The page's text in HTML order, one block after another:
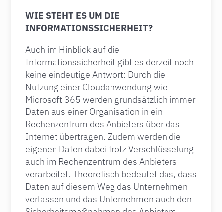
WIE STEHT ES UM DIE
INFORMATIONSSICHERHEIT?
Auch im Hinblick auf die
Informationssicherheit gibt es derzeit noch
keine eindeutige Antwort: Durch die
Nutzung einer Cloudanwendung wie
Microsoft 365 werden grundsätzlich immer
Daten aus einer Organisation in ein
Rechenzentrum des Anbieters über das
Internet übertragen. Zudem werden die
eigenen Daten dabei trotz Verschlüsselung
auch im Rechenzentrum des Anbieters
verarbeitet. Theoretisch bedeutet das, dass
Daten auf diesem Weg das Unternehmen
verlassen und das Unternehmen auch den